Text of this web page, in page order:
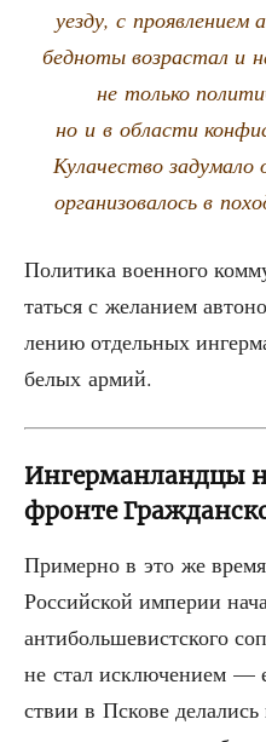
уез­ду, с
бед­но­ты воз­рас­тал и
не толь­ко
но и в обла­сти
Кула­че­ство заду­ма­ло
орга­ни­зо­ва­лось в
Поли­ти­ка воен­но­го
тать­ся с жела­ни­ем
ле­нию отдель­ных
белых армий.
Ингерманландцы
фронте
При­мер­но в это же
Рос­сий­ской импе­рии
анти­боль­ше­вист­ско­го
не стал исклю­че­ни­ем —
ствии в Пско­ве